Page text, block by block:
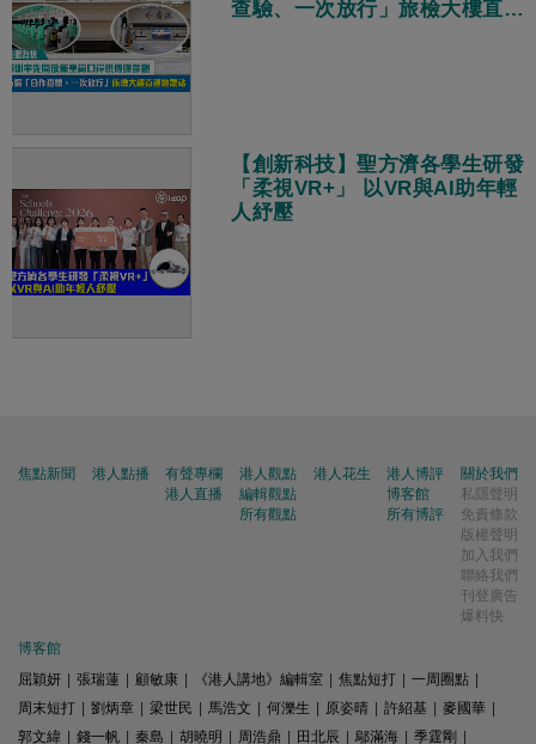
查驗、一次放行」旅檢大樓直連
【創新科技】聖方濟各學生研發
「柔視VR+」 以VR與AI助年輕
人紓壓
焦點新聞 港人點播
有聲專欄
港人直播
港人觀點
編輯觀點
所有觀點
港人花生
港人博評
博客館
所有博評
關於我們
私隱聲明
免責條款
版權聲明
加入我們
聯絡我們
刊登廣告
爆料快
博客館
屈穎妍
張瑞蓮 顧敏康 《港人講地》編輯室 焦點短打 一周圈點
周末短打
劉炳章 梁世民 馬浩文 何濼生 原姿晴 許紹基 麥國華
郭文緯
錢一帆 秦島 胡曉明 周浩鼎 田北辰 鄔滿海 季霆剛